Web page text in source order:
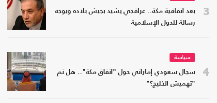
3
بعد اتفاقية مكة.. عراقجي يشيد بجيش بلاده ويوجه
رسالة للدول الإسلامية
4
سياسة
سجال سعودي إماراتي حول "اتفاق مكة".. هل تم
"تهميش الخليج؟"